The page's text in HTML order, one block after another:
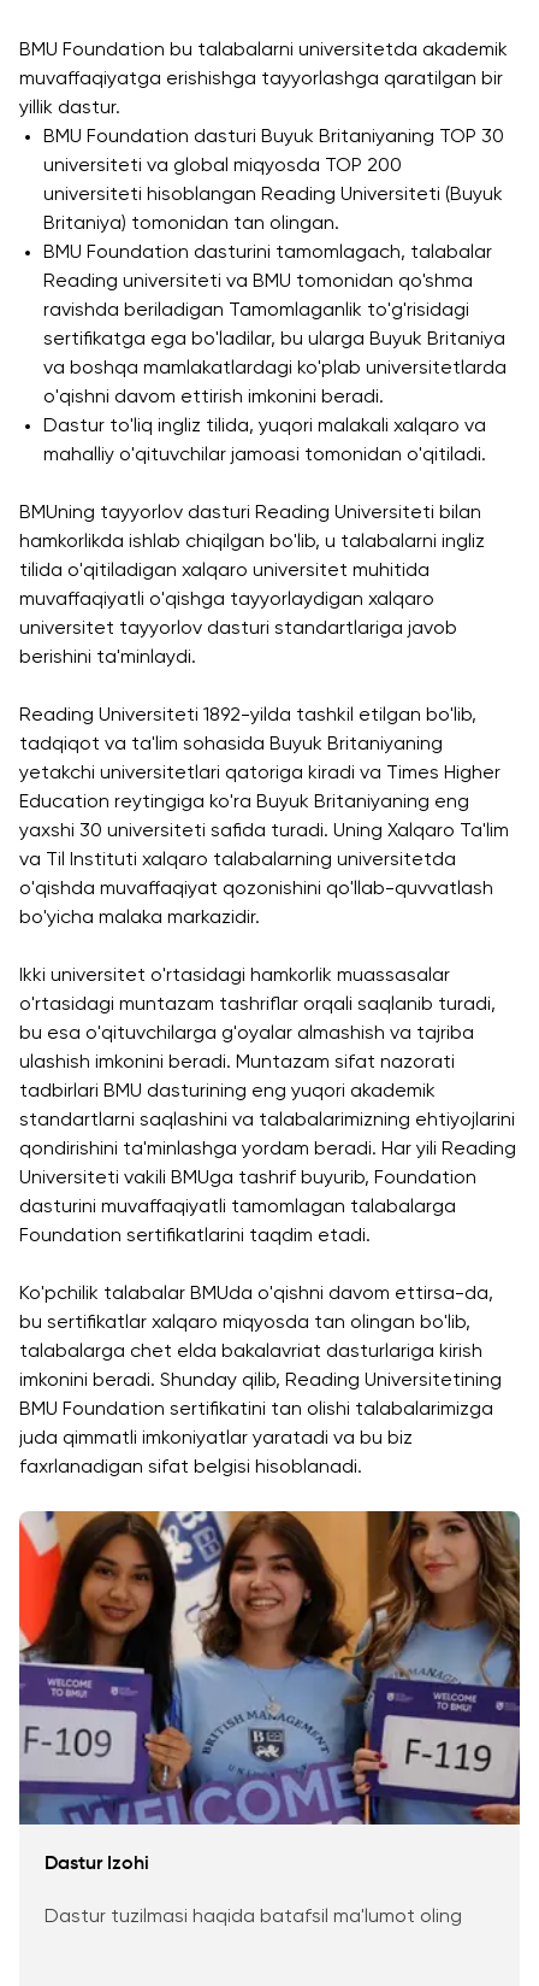
Rivojlantirish
Korporativ
Sektor bilan
Ishlash
Professional
Uyushmalarda
Ishirok
University of
Reading
Margaret
University
Tadqiqotlar
Akademik
Bo'lmagan
Ish O'rinlari
To'lovlar
Magistratura
Izoh
Ariza va
To'lovlar
Tayyorlov
Kurslari
Pre-Master’s
Dasturi
Excel Expert
Data Analyst
imtihoniga
tayyorgarlik
Sun'iy Intellekt
va Biznes
Rahbarlik
PMI
Sertifikatsiyasi
PDU Kursi
Grantlar va
Stipendiyalar
qabul arizalari
2026
Talabalar
Students'
Talaba
Psixologiya
va
Farovonlik
Bo'limi
Galereya
BMUga
Cambridge
Dream
topshirish
va tanlovda
ishtirok etish
BMU Foundation bu talabalarni universitetda akademik
muvaffaqiyatga erishishga tayyorlashga qaratilgan bir
yillik dastur.
BMU Foundation dasturi Buyuk Britaniyaning TOP 30
universiteti va global miqyosda TOP 200
universiteti hisoblangan Reading Universiteti (Buyuk
Britaniya) tomonidan tan olingan.
BMU Foundation dasturini tamomlagach, talabalar
Reading universiteti va BMU tomonidan qo'shma
ravishda beriladigan Tamomlaganlik to'g'risidagi
sertifikatga ega bo'ladilar, bu ularga Buyuk Britaniya
va boshqa mamlakatlardagi ko'plab universitetlarda
o'qishni davom ettirish imkonini beradi.
Dastur to'liq ingliz tilida, yuqori malakali xalqaro va
mahalliy o'qituvchilar jamoasi tomonidan o'qitiladi.
BMUning tayyorlov dasturi Reading Universiteti bilan
hamkorlikda ishlab chiqilgan bo'lib, u talabalarni ingliz
tilida o'qitiladigan xalqaro universitet muhitida
muvaffaqiyatli o'qishga tayyorlaydigan xalqaro
universitet tayyorlov dasturi standartlariga javob
berishini ta'minlaydi.
Reading Universiteti 1892-yilda tashkil etilgan bo'lib,
tadqiqot va ta'lim sohasida Buyuk Britaniyaning
yetakchi universitetlari qatoriga kiradi va Times Higher
Education reytingiga ko'ra Buyuk Britaniyaning eng
yaxshi 30 universiteti safida turadi. Uning Xalqaro Ta'lim
va Til Instituti xalqaro talabalarning universitetda
o'qishda muvaffaqiyat qozonishini qo'llab-quvvatlash
bo'yicha malaka markazidir.
Ikki universitet o'rtasidagi hamkorlik muassasalar
o'rtasidagi muntazam tashriflar orqali saqlanib turadi,
bu esa o'qituvchilarga g'oyalar almashish va tajriba
ulashish imkonini beradi. Muntazam sifat nazorati
tadbirlari BMU dasturining eng yuqori akademik
standartlarni saqlashini va talabalarimizning ehtiyojlarini
qondirishini ta'minlashga yordam beradi. Har yili Reading
Universiteti vakili BMUga tashrif buyurib, Foundation
dasturini muvaffaqiyatli tamomlagan talabalarga
Foundation sertifikatlarini taqdim etadi.
Ko'pchilik talabalar BMUda o'qishni davom ettirsa-da,
bu sertifikatlar xalqaro miqyosda tan olingan bo'lib,
talabalarga chet elda bakalavriat dasturlariga kirish
imkonini beradi. Shunday qilib, Reading Universitetining
BMU Foundation sertifikatini tan olishi talabalarimizga
juda qimmatli imkoniyatlar yaratadi va bu biz
faxrlanadigan sifat belgisi hisoblanadi.
Dastur Izohi
Dastur tuzilmasi haqida batafsil ma'lumot oling